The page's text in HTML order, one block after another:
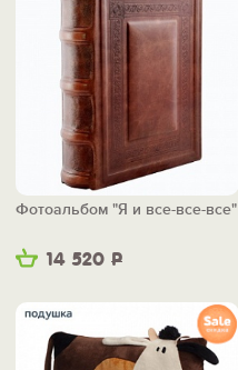
14 520 Р
Фотоальбом "Я и все-все-все"